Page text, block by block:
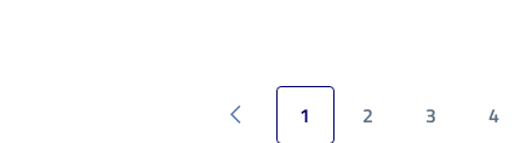
Pagina precedente
1 2 3 4